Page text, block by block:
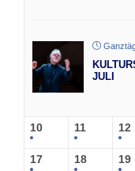
JULI
10 11 12
17 18 19